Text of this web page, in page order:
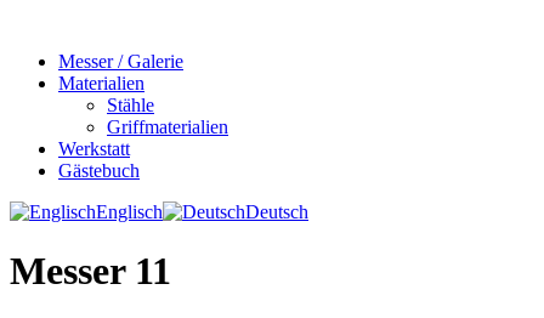
Messer / Galerie
Materialien
Stähle
Griffmaterialien
Werkstatt
Gästebuch
Englisch
Deutsch
Messer 11